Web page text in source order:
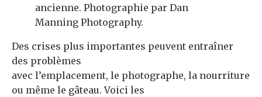
ancienne. Photographie par Dan
Manning Photography.
Des crises plus importantes peuvent entraîner
des problèmes
avec l’emplacement, le photographe, la nourriture
ou même le gâteau. Voici les